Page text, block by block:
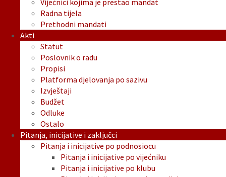
Vijećnici kojima je prestao mandat
Radna tijela
Prethodni mandati
Akti
Statut
Poslovnik o radu
Propisi
Platforma djelovanja po sazivu
Izvještaji
Budžet
Odluke
Ostalo
Pitanja, inicijative i zaključci
Pitanja i inicijative po podnosiocu
Pitanja i inicijative po vijećniku
Pitanja i inicijative po klubu